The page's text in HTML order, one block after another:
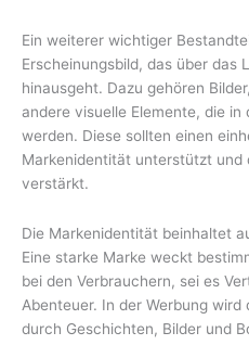
Ein weiterer wichtiger
Erscheinungsbild, das über das
hinausgeht. Dazu gehören
andere visuelle Elemente, die in
werden. Diese sollten einen
Markenidentität unterstützt und
verstärkt.
Die Markenidentität beinhaltet
Eine starke Marke weckt
bei den Verbrauchern, sei es
Abenteuer. In der Werbung
durch Geschichten, Bilder und